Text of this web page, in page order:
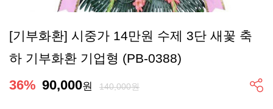
[기부화환] 시중가 14만원 수제 3단 새꽃 축
하 기부화환 기업형 (PB-0388)
36% 90,000원 140,000원